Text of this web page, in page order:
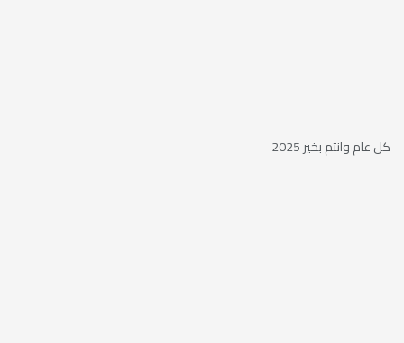
كل عام وانتم بخير 2025